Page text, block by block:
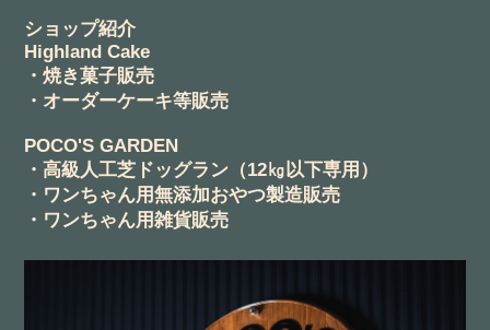
ショップ紹介
Highland Cake
・焼き菓子販売
・オーダーケーキ等販売
POCO'S GARDEN
・高級人工芝ドッグラン（12㎏以下専用）
・ワンちゃん用無添加おやつ製造販売
・ワンちゃん用雑貨販売